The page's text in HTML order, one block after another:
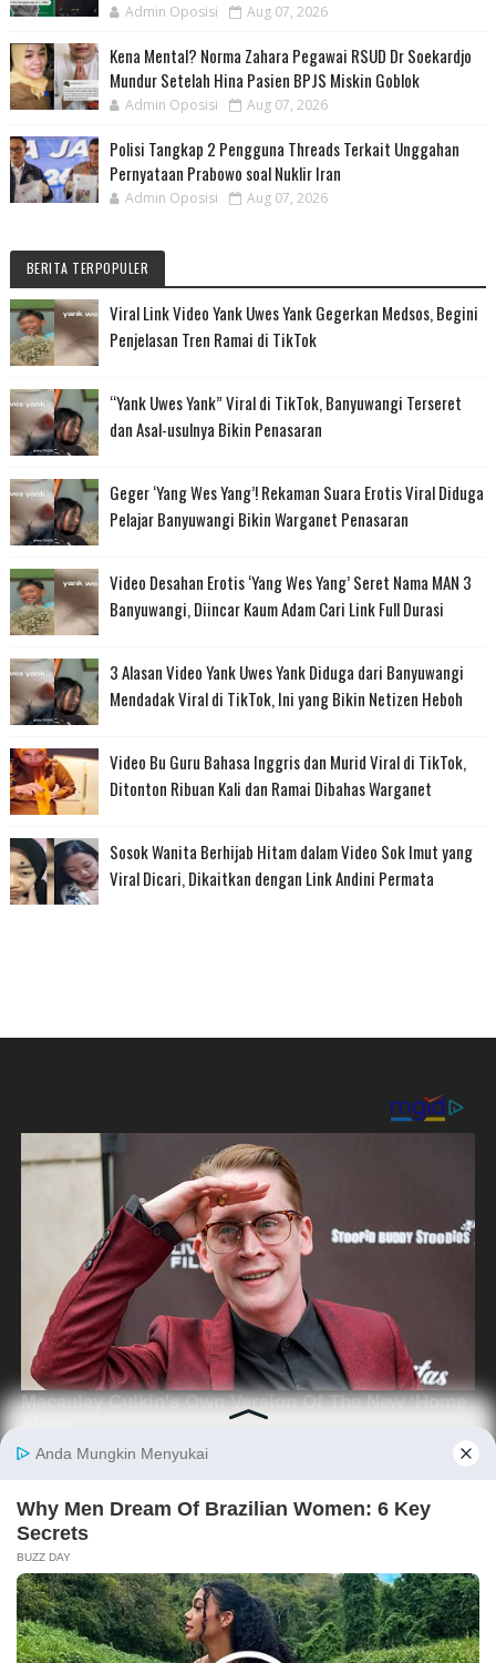
Admin Oposisi Aug 07, 2026
Kena Mental? Norma Zahara Pegawai RSUD Dr Soekardjo
Mundur Setelah Hina Pasien BPJS Miskin Goblok
Admin Oposisi Aug 07, 2026
Polisi Tangkap 2 Pengguna Threads Terkait Unggahan
Pernyataan Prabowo soal Nuklir Iran
Admin Oposisi Aug 07, 2026
BERITA TERPOPULER
Viral Link Video Yank Uwes Yank Gegerkan Medsos, Begini
Penjelasan Tren Ramai di TikTok
“Yank Uwes Yank” Viral di TikTok, Banyuwangi Terseret
dan Asal-usulnya Bikin Penasaran
Geger ‘Yang Wes Yang’! Rekaman Suara Erotis Viral Diduga
Pelajar Banyuwangi Bikin Warganet Penasaran
Video Desahan Erotis ‘Yang Wes Yang’ Seret Nama MAN 3
Banyuwangi, Diincar Kaum Adam Cari Link Full Durasi
3 Alasan Video Yank Uwes Yank Diduga dari Banyuwangi
Mendadak Viral di TikTok, Ini yang Bikin Netizen Heboh
Video Bu Guru Bahasa Inggris dan Murid Viral di TikTok,
Ditonton Ribuan Kali dan Ramai Dibahas Warganet
Sosok Wanita Berhijab Hitam dalam Video Sok Imut yang
Viral Dicari, Dikaitkan dengan Link Andini Permata